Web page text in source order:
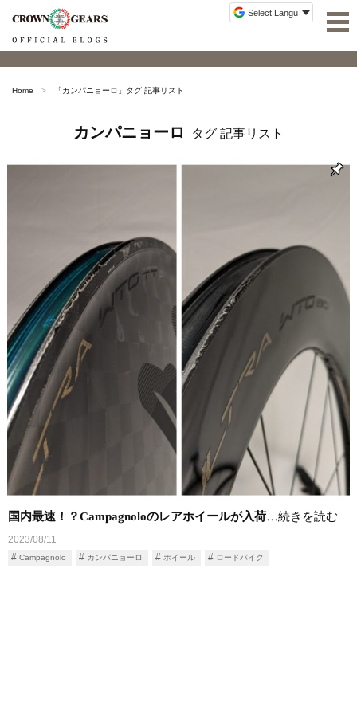
Home 「カンパニョーロ 」タグ 記事リスト
カンパニョーロ タグ 記事リスト
国内最速！？Campagnoloのレアホイールが入荷…続きを読む
2023/08/11
Campagnolo カンパニョーロ ホイール ロードバイク